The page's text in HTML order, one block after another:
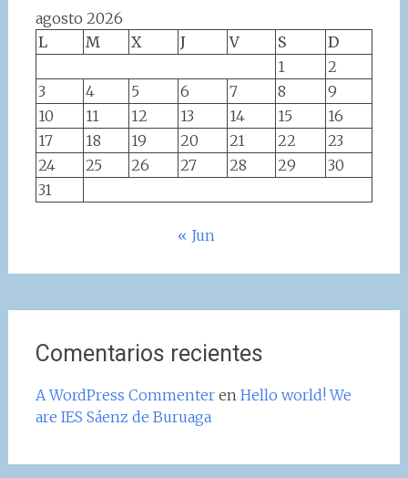
agosto 2026
L
M X J V S
D
1
2
3
4 5 6 7 8
9
10
11 12 13 14 15
16
17
18 19 20 21 22
23
24
25 26 27 28 29
30
31
« Jun
Comentarios recientes
A WordPress Commenteren Hello world! We
are IES Sáenz de Buruaga